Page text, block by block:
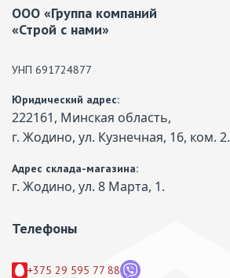
ООО «Группа компаний
«Строй с нами»
УНП 691724877
Юридический адрес:
222161, Минская область,
г. Жодино, ул. Кузнечная, 16, ком. 2.
Адрес склада-магазина:
г. Жодино, ул. 8 Марта, 1.
Телефоны
+375 29 595 77 88